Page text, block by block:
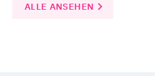
ALLE ANSEHEN